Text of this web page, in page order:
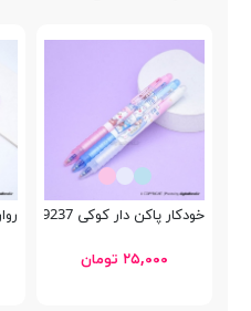
خودکار پاکن دار کوکی Uzhiya GP-9237
۲۵,۰۰۰ تومان